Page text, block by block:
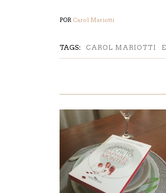
POR Carol Mariotti
TAGS: CAROL MARIOTTI